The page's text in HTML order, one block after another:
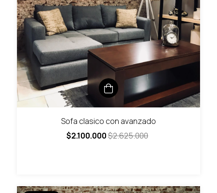
Sofa clasico con avanzado
$2.100.000$2.625.000